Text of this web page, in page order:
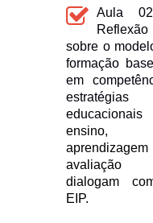
Aula
Reflexão
sobre o
formação
em
estratégias
ensino,
avaliação
dialogam
EIP.